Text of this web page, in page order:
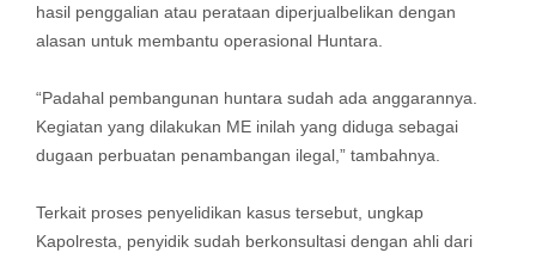
hasil penggalian atau perataan diperjualbelikan dengan
alasan untuk membantu operasional Huntara.
“Padahal pembangunan huntara sudah ada anggarannya.
Kegiatan yang dilakukan ME inilah yang diduga sebagai
dugaan perbuatan penambangan ilegal,” tambahnya.
Terkait proses penyelidikan kasus tersebut, ungkap
Kapolresta, penyidik sudah berkonsultasi dengan ahli dari